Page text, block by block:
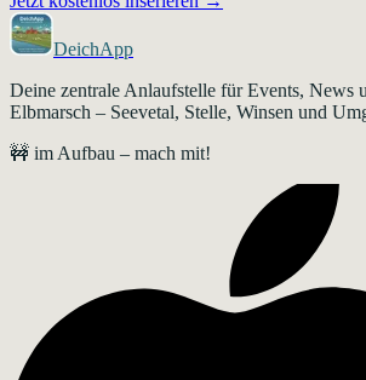
DeichApp
Deine zentrale Anlaufstelle für Events, News
Elbmarsch – Seevetal, Stelle, Winsen und
🚧 im Aufbau – mach mit!